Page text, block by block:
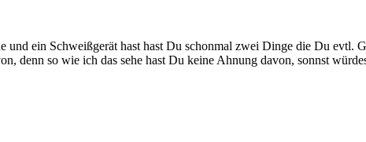
und ein Schweißgerät hast hast Du schonmal zwei Dinge die Du evtl.
denn so wie ich das sehe hast Du keine Ahnung davon, sonnst